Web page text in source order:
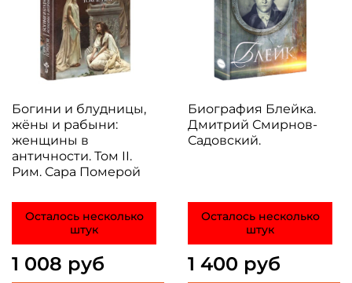
Богини и блудницы,
жёны и рабыни:
женщины в
античности. Том II.
Рим. Сара Померой
Осталось несколько
штук
1 008 руб
Биография Блейка.
Дмитрий Смирнов-
Садовский.
Осталось несколько
штук
1 400 руб